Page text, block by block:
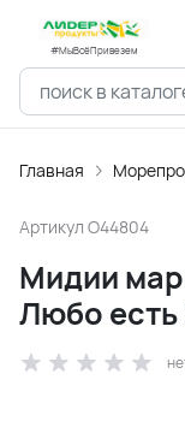
#МыВсёПривезем
Главная
Артикул O44804
Мидии
Любо есть